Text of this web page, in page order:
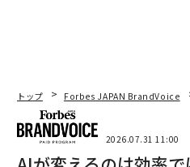
トップ Forbes JAPAN BrandVoice
2026.07.31 11:00